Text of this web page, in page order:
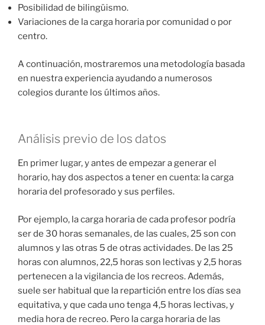
Posibilidad de bilingüismo.
Variaciones de la carga horaria por comunidad o por
centro.
A continuación, mostraremos una metodología basada
en nuestra experiencia ayudando a numerosos
colegios durante los últimos años.
Análisis previo de los datos
En primer lugar, y antes de empezar a generar el
horario, hay dos aspectos a tener en cuenta: la carga
horaria del profesorado y sus perfiles.
Por ejemplo, la carga horaria de cada profesor podría
ser de 30 horas semanales, de las cuales, 25 son con
alumnos y las otras 5 de otras actividades. De las 25
horas con alumnos, 22,5 horas son lectivas y 2,5 horas
pertenecen a la vigilancia de los recreos. Además,
suele ser habitual que la repartición entre los días sea
equitativa, y que cada uno tenga 4,5 horas lectivas, y
media hora de recreo. Pero la carga horaria de las